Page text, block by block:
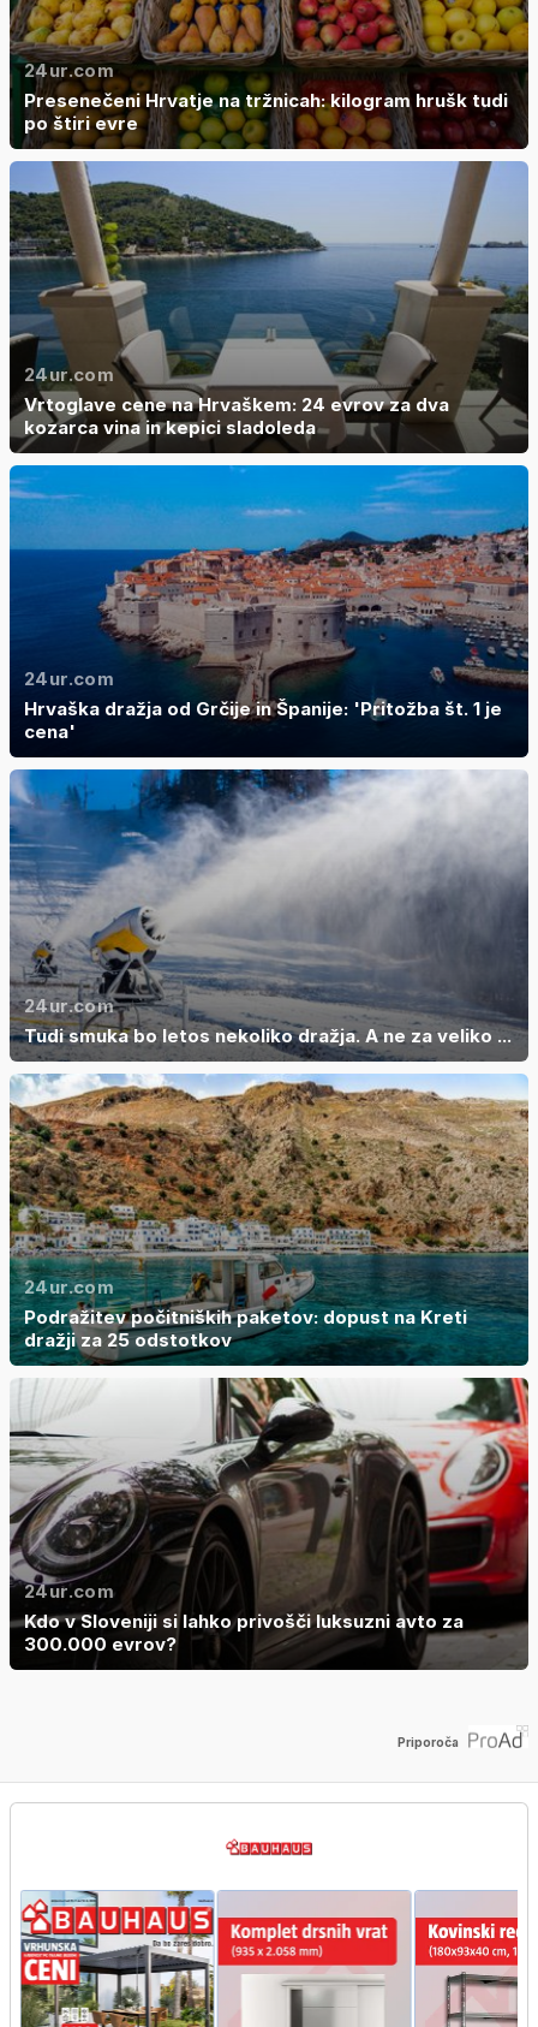
24ur.com
Presenečeni Hrvatje na tržnicah: kilogram hrušk tudi
po štiri evre
24ur.com
Vrtoglave cene na Hrvaškem: 24 evrov za dva
kozarca vina in kepici sladoleda
24ur.com
Hrvaška dražja od Grčije in Španije: 'Pritožba št. 1 je
cena'
24ur.com
Tudi smuka bo letos nekoliko dražja. A ne za veliko ...
24ur.com
Podražitev počitniških paketov: dopust na Kreti
dražji za 25 odstotkov
24ur.com
Kdo v Sloveniji si lahko privošči luksuzni avto za
300.000 evrov?
Priporoča